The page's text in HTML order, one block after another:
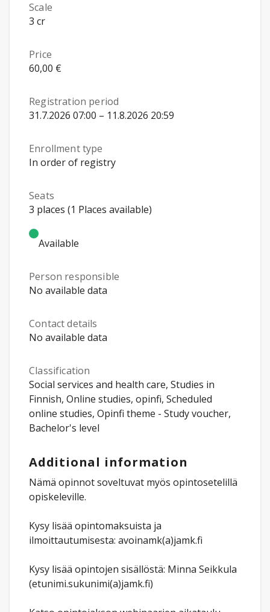
Scale
3 cr
Price
60,00 €
Registration period
31.7.2026 07:00 – 11.8.2026 20:59
Enrollment type
In order of registry
Seats
3 places (1 Places available)
Available
Person responsible
No available data
Contact details
No available data
Classification
Social services and health care, Studies in
Finnish, Online studies, opinfi, Scheduled
online studies, Opinfi theme - Study voucher,
Bachelor's level
Additional information
Nämä opinnot soveltuvat myös opintosetelillä
opiskeleville.
Kysy lisää opintomaksuista ja
ilmoittautumisesta: avoinamk(a)jamk.fi
Kysy lisää opintojen sisällöstä: Minna Seikkula
(etunimi.sukunimi(a)jamk.fi)